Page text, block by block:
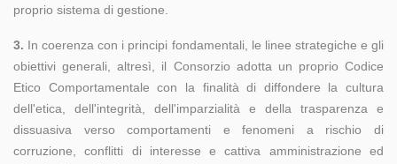
proprio sistema di gestione.
3. In coerenza con i principi fondamentali, le linee strategiche e gli
obiettivi generali, altresì, il Consorzio adotta un proprio Codice
Etico Comportamentale con la finalità di diffondere la cultura
dell'etica, dell'integrità, dell'imparzialità e della trasparenza e
dissuasiva verso comportamenti e fenomeni a rischio di
corruzione, conflitti di interesse e cattiva amministrazione ed